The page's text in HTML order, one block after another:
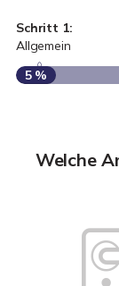
Schritt 1:
Allgemein
5 %
Welche